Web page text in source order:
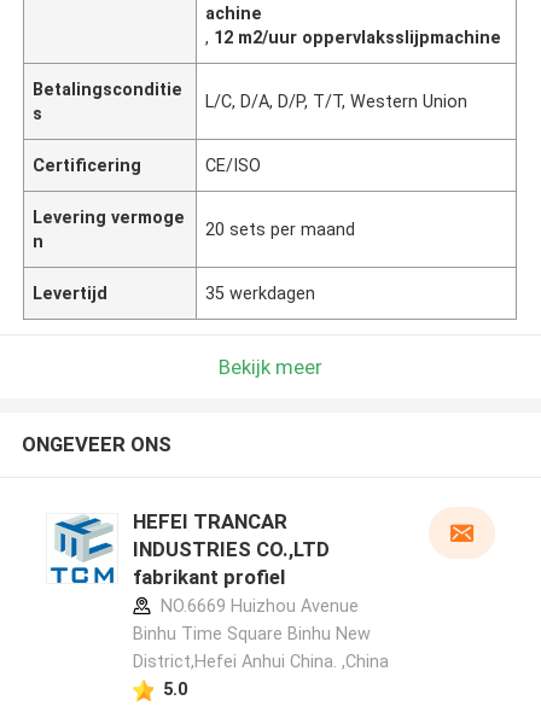
achine
, 12 m2/uur oppervlaksslijpmachine
Betalingsconditie
s
L/C, D/A, D/P, T/T, Western Union
Certificering CE/ISO
Levering vermoge
n
20 sets per maand
Levertijd 35 werkdagen
Bekijk meer
ONGEVEER ONS
HEFEI TRANCAR
INDUSTRIES CO.,LTD
fabrikant profiel
NO.6669 Huizhou Avenue
Binhu Time Square Binhu New
District,Hefei Anhui China. ,China
5.0